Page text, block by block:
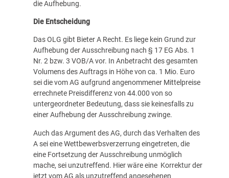
die Aufhebung.
Die Entscheidung
Das OLG gibt Bieter A Recht. Es liege kein Grund zur
Aufhebung der Ausschreibung nach § 17 EG Abs. 1
Nr. 2 bzw. 3 VOB/A vor. In Anbetracht des gesamten
Volumens des Auftrags in Höhe von ca. 1 Mio. Euro
sei die vom AG aufgrund angenommener Mittelpreise
errechnete Preisdifferenz von 44.000 von so
untergeordneter Bedeutung, dass sie keinesfalls zu
einer Aufhebung der Ausschreibung zwinge.
Auch das Argument des AG, durch das Verhalten des
A sei eine Wettbewerbsverzerrung eingetreten, die
eine Fortsetzung der Ausschreibung unmöglich
mache, sei unzutreffend. Hier wäre eine Korrektur der
jetzt vom AG als unzutreffend angesehenen